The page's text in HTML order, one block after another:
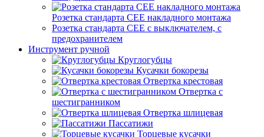
Розетка стандарта СЕЕ накладного монтажа
Розетка стандарта СЕЕ с выключателем, с
предохранителем
Инструмент ручной
Круглогубцы
Кусачки бокорезы
Отвертка крестовая
Отвертка с
шестигранником
Отвертка шлицевая
Пассатижи
Торцевые кусачки